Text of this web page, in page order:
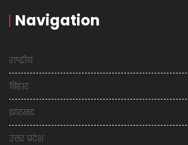
Navigation
राष्ट्रीय
बिहार
झारखंड
उत्तर प्रदेश